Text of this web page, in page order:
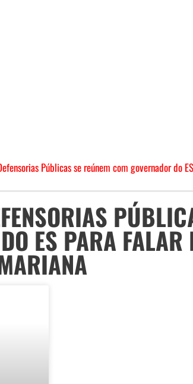
Públicas se reúnem com governador do
ES PARA